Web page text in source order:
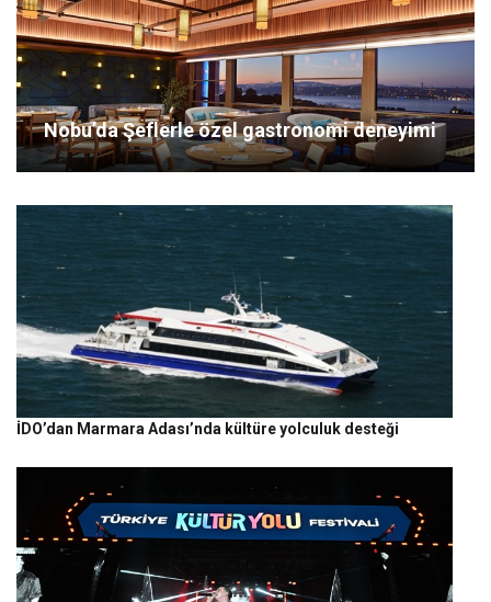
Nobu’da Şeflerle özel gastronomi deneyimi
İDO’dan Marmara Adası’nda kültüre yolculuk desteği